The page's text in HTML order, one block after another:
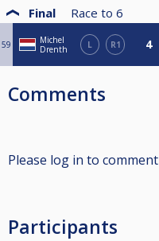
Final Race to 6
59
Michel
Drenth
L R1
Comments
Please log in to comment
Participants